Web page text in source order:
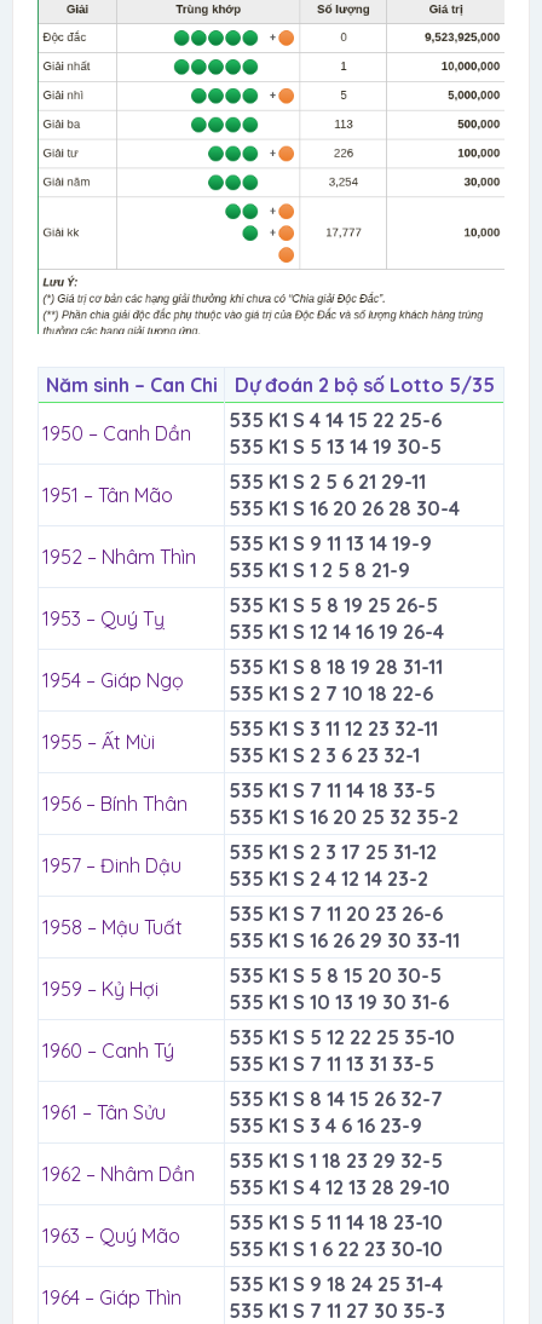
Năm sinh – Can Chi
Dự đoán 2 bộ số Lotto 5/35
1950 – Canh Dần
535 K1 S 4 14 15 22 25-6
535 K1 S 5 13 14 19 30-5
1951 – Tân Mão
535 K1 S 2 5 6 21 29-11
535 K1 S 16 20 26 28 30-4
1952 – Nhâm Thìn
535 K1 S 9 11 13 14 19-9
535 K1 S 1 2 5 8 21-9
1953 – Quý Tỵ
535 K1 S 5 8 19 25 26-5
535 K1 S 12 14 16 19 26-4
1954 – Giáp Ngọ
535 K1 S 8 18 19 28 31-11
535 K1 S 2 7 10 18 22-6
1955 – Ất Mùi
535 K1 S 3 11 12 23 32-11
535 K1 S 2 3 6 23 32-1
1956 – Bính Thân
535 K1 S 7 11 14 18 33-5
535 K1 S 16 20 25 32 35-2
1957 – Đinh Dậu
535 K1 S 2 3 17 25 31-12
535 K1 S 2 4 12 14 23-2
1958 – Mậu Tuất
535 K1 S 7 11 20 23 26-6
535 K1 S 16 26 29 30 33-11
1959 – Kỷ Hợi
535 K1 S 5 8 15 20 30-5
535 K1 S 10 13 19 30 31-6
1960 – Canh Tý
535 K1 S 5 12 22 25 35-10
535 K1 S 7 11 13 31 33-5
1961 – Tân Sửu
535 K1 S 8 14 15 26 32-7
535 K1 S 3 4 6 16 23-9
1962 – Nhâm Dần
535 K1 S 1 18 23 29 32-5
535 K1 S 4 12 13 28 29-10
1963 – Quý Mão
535 K1 S 5 11 14 18 23-10
535 K1 S 1 6 22 23 30-10
1964 – Giáp Thìn
535 K1 S 9 18 24 25 31-4
535 K1 S 7 11 27 30 35-3